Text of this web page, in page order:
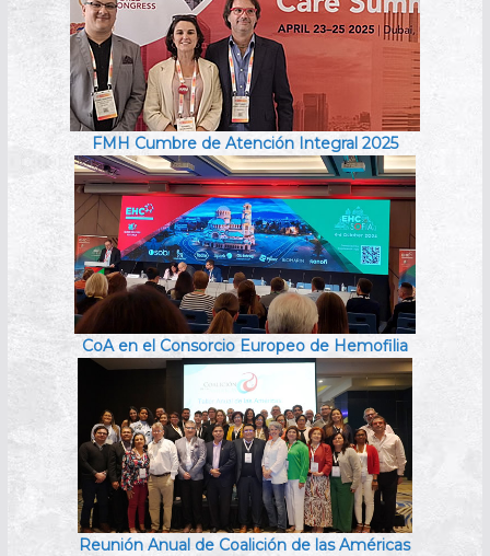
FMH Cumbre de Atención Integral 2025
CoA en el Consorcio Europeo de Hemofilia
Reunión Anual de Coalición de las Américas